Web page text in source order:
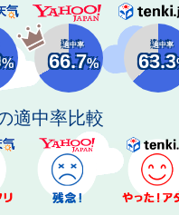
%
適中率
66.7%
適中率
63.3
適中率比較